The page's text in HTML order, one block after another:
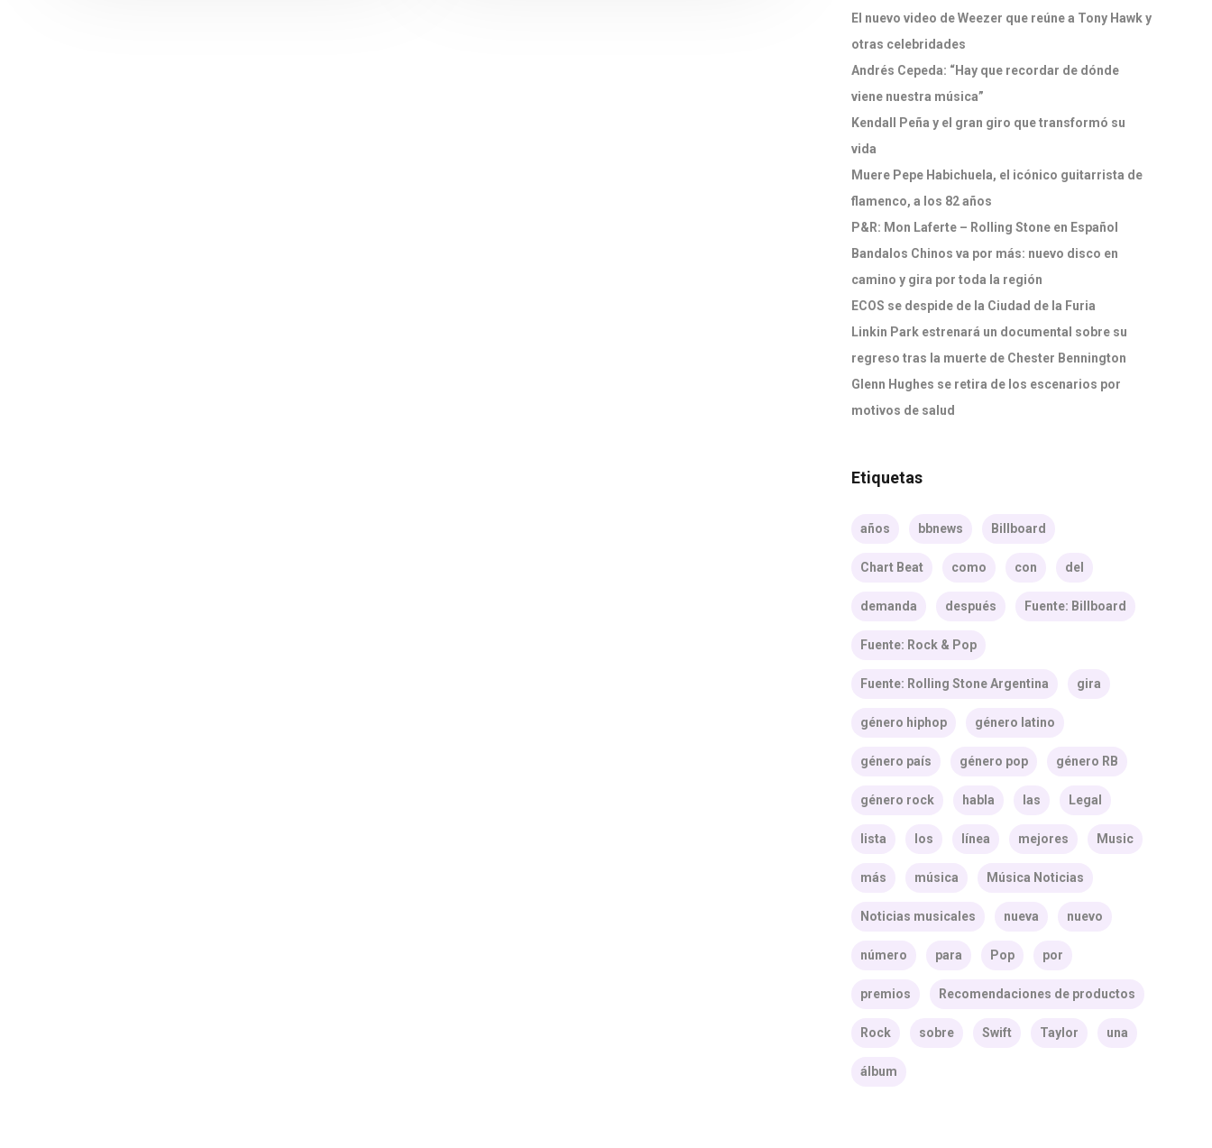
El nuevo video de Weezer que reúne a Tony Hawk y
otras celebridades
Andrés Cepeda: “Hay que recordar de dónde
viene nuestra música”
Kendall Peña y el gran giro que transformó su
vida
Muere Pepe Habichuela, el icónico guitarrista de
flamenco, a los 82 años
P&R: Mon Laferte – Rolling Stone en Español
Bandalos Chinos va por más: nuevo disco en
camino y gira por toda la región
ECOS se despide de la Ciudad de la Furia
Linkin Park estrenará un documental sobre su
regreso tras la muerte de Chester Bennington
Glenn Hughes se retira de los escenarios por
motivos de salud
Etiquetas
años bbnews Billboard
Chart Beat como con del
demanda después Fuente: Billboard
Fuente: Rock & Pop
Fuente: Rolling Stone Argentina gira
género hiphop género latino
género país género pop género RB
género rock habla las Legal
lista los línea mejores Music
más música Música Noticias
Noticias musicales nueva nuevo
número para Pop por
premios Recomendaciones de productos
Rock sobre Swift Taylor una
álbum